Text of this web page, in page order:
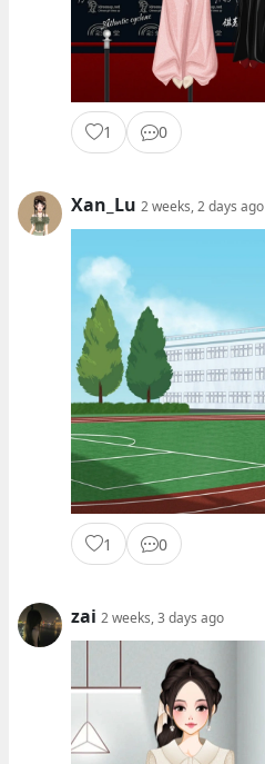
1 0
Xan_Lu 2 weeks, 2 days ago
1 0
zai 2 weeks, 3 days ago